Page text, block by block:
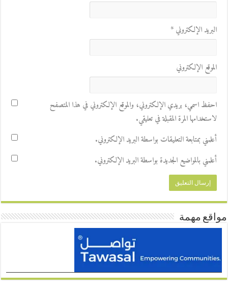
البريد الإلكتروني*
الموقع الإلكتروني
احفظ اسمي، بريدي الإلكتروني، والموقع الإلكتروني في هذا المتصفح
لاستخدامها المرة المقبلة في تعليقي.
أعلمني بمتابعة التعليقات بواسطة البريد الإلكتروني.
أعلمني بالمواضيع الجديدة بواسطة البريد الإلكتروني.
مواقع مهمة